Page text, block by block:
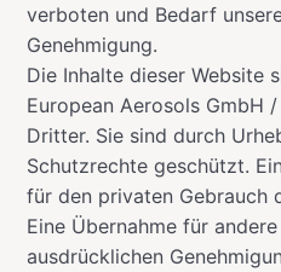
verboten und Bedarf
Genehmigung.
Die Inhalte dieser Website
European Aerosols GmbH
Dritter. Sie sind durch
Schutzrechte geschützt.
für den privaten Gebrauch
Eine Übernahme für
ausdrücklichen